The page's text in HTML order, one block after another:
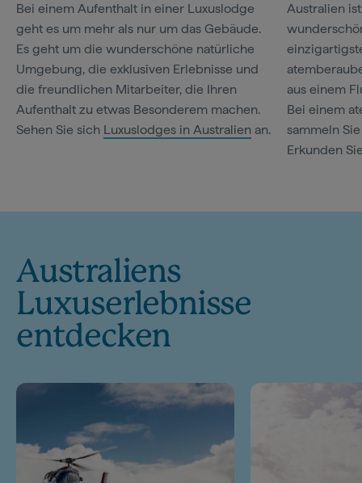
Bei einem Aufenthalt in einer Luxuslodge
geht es um mehr als nur um das Gebäude.
Es geht um die wunderschöne natürliche
Umgebung, die exklusiven Erlebnisse und
die freundlichen Mitarbeiter, die Ihren
Aufenthalt zu etwas Besonderem machen.
Sehen Sie sich Luxuslodges in Australien an.
Australien
aus einem
Bei einem
sammeln
Erkunden
Australiens
Luxuserlebnisse
entdecken